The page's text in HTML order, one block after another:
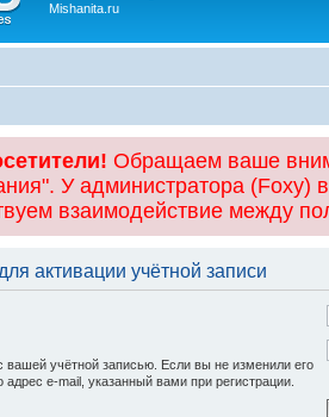
Mishanita.ru
Обращаем ваше
У администратора (Foxy)
взаимодействие между
активации учётной записи
вашей учётной записью. Если вы не изменили его
e-mail, указанный вами при регистрации.